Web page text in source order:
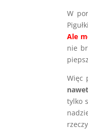
W
Ale
nie
Więc
tylko